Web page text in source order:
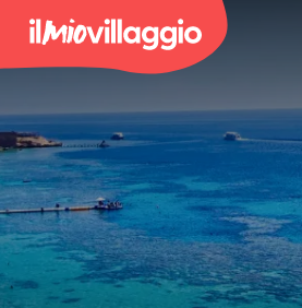
Home
Promo Speciali
Destinazioni